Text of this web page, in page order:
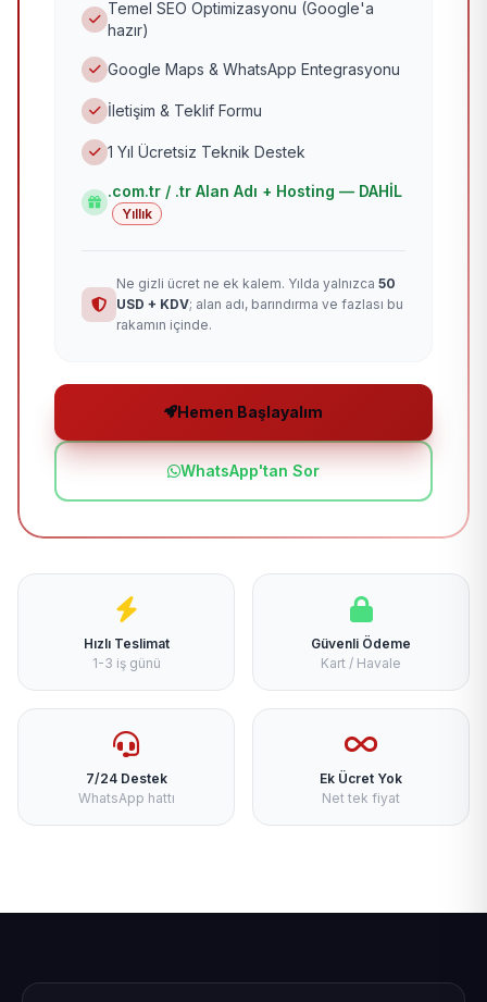
Temel SEO Optimizasyonu (Google'a
hazır)
Google Maps & WhatsApp Entegrasyonu
İletişim & Teklif Formu
1 Yıl Ücretsiz Teknik Destek
.com.tr / .tr Alan Adı + Hosting — DAHİL
Yıllık
Ne gizli ücret ne ek kalem. Yılda yalnızca 50
USD + KDV; alan adı, barındırma ve fazlası bu
rakamın içinde.
Hemen Başlayalım
WhatsApp'tan Sor
Hızlı Teslimat
1-3 iş günü
Güvenli Ödeme
Kart / Havale
7/24 Destek
WhatsApp hattı
Ek Ücret Yok
Net tek fiyat